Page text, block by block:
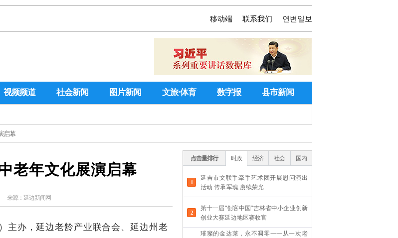
연변일보
联系我们
移动端
视频频道 社会新闻 图片新闻 文旅·体育 数字报 县市新闻
启幕
老年文化展演启幕
来源： 延边新闻网
主办，延边老龄产业联合会、延边州老
点击量排行 时政 经济 社会 国内
延吉市文联手牵手艺术团开展慰问演出
活动 传承军魂 赓续荣光
第十一届“创客中国”吉林省中小企业创新
创业大赛延边地区赛收官
璀璨的金达莱，永不凋零——从一次老